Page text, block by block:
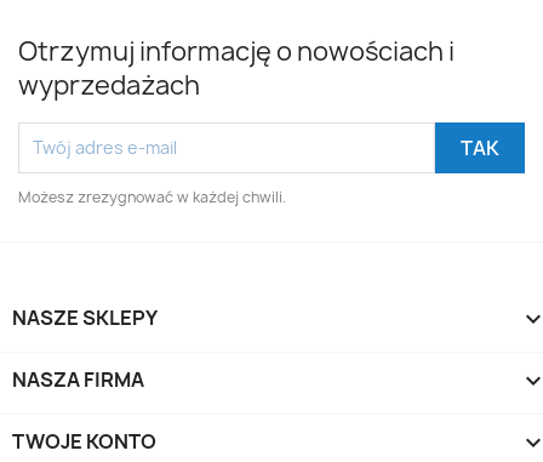
Otrzymuj informację o nowościach i
wyprzedażach
Możesz zrezygnować w każdej chwili.
NASZE SKLEPY
NASZA FIRMA
TWOJE KONTO